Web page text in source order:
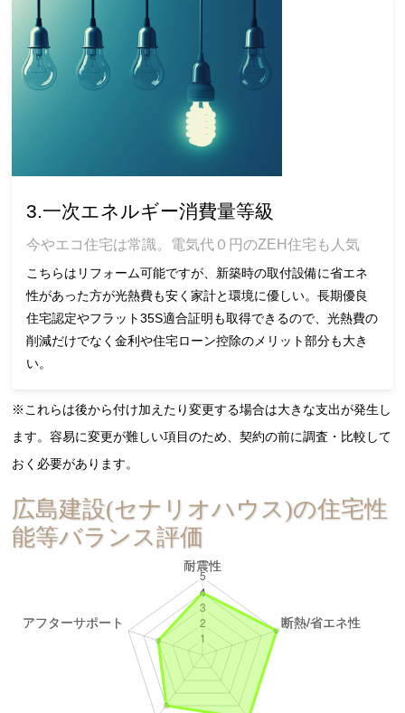
3.一次エネルギー消費量等級
今やエコ住宅は常識。電気代０円のZEH住宅も人気
こちらはリフォーム可能ですが、新築時の取付設備に省エネ
性があった方が光熱費も安く家計と環境に優しい。長期優良
住宅認定やフラット35S適合証明も取得できるので、光熱費の
削減だけでなく金利や住宅ローン控除のメリット部分も大き
い。
※これらは後から付け加えたり変更する場合は大きな支出が発生し
ます。容易に変更が難しい項目のため、契約の前に調査・比較して
おく必要があります。
広島建設(セナリオハウス)の住宅性
能等バランス評価